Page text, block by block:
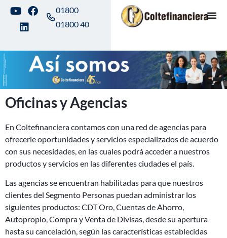
01800
01800 40
Oficinas y Agencias
En Coltefinanciera contamos con una red de agencias para
ofrecerle oportunidades y servicios especializados de acuerdo
con sus necesidades, en las cuales podrá acceder a nuestros
productos y servicios en las diferentes ciudades el país.
Las agencias se encuentran habilitadas para que nuestros
clientes del Segmento Personas puedan administrar los
siguientes productos: CDT Oro, Cuentas de Ahorro,
Autopropio, Compra y Venta de Divisas, desde su apertura
hasta su cancelación, según las características establecidas